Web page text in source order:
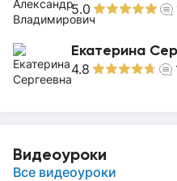
5.0
Екатерина
4.8
Видеоуроки
Все видеоуроки